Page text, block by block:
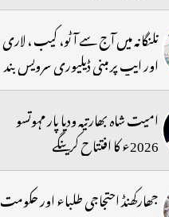
تلنگانہ میں آج سے آٹو، کیب ، لاری
اور ایپ پر مبنی ڈیلیوری سرویس بند
امیت شاہ بھارتیہ ودیا پار مہوتسو
2026ء کا افتتاح کرینگے
جھارکھنڈ احتجاجی طلباء اور حکومت